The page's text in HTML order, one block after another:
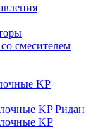
смесителем
KP
KP Ридан
KP